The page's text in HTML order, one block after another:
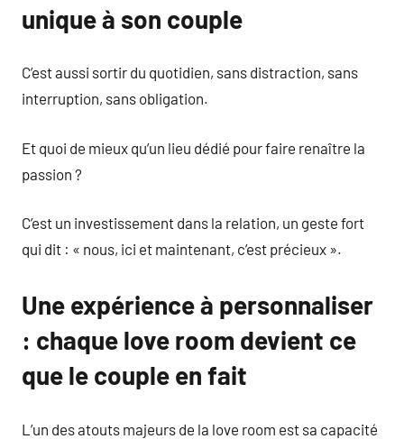
unique à son couple
C’est aussi sortir du quotidien, sans distraction, sans
interruption, sans obligation.
Et quoi de mieux qu’un lieu dédié pour faire renaître la
passion ?
C’est un investissement dans la relation, un geste fort
qui dit : « nous, ici et maintenant, c’est précieux ».
Une expérience à personnaliser
: chaque love room devient ce
que le couple en fait
L’un des atouts majeurs de la love room est sa capacité